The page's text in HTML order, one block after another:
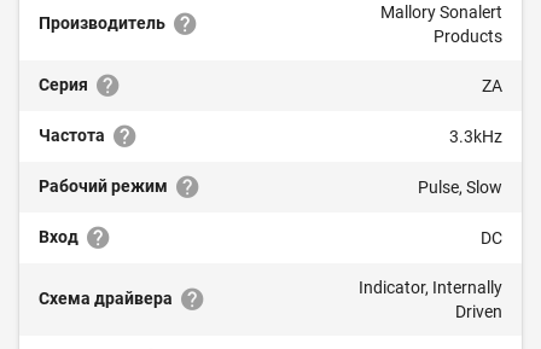
Производитель
Mallory Sonalert
Products
Серия ZA
Частота 3.3kHz
Рабочий режим Pulse, Slow
Вход DC
Схема драйвера
Indicator, Internally
Driven